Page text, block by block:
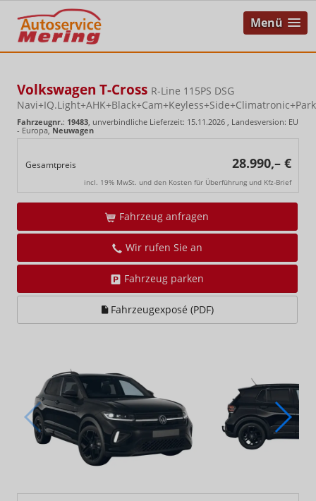
Menü
Volkswagen T-Cross R-Line 115PS DSG
Fahrzeugnr.: 19483, unverbindliche Lieferzeit: 15.11.2026 , Landesversion: EU
- Europa,Neuwagen
Gesamtpreis 28.990,– €
incl. 19% MwSt. und den Kosten für Überführung und Kfz-Brief
Fahrzeug anfragen
Wir rufen Sie an
Fahrzeug parken
Fahrzeugexposé (PDF)